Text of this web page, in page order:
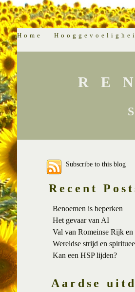
Home
Subscribe to this blog
Recent
Benoemen is beperken
Het gevaar van AI
Val van Romeinse Rijk en
Wereldse strijd en
Kan een HSP lijden?
Aardse